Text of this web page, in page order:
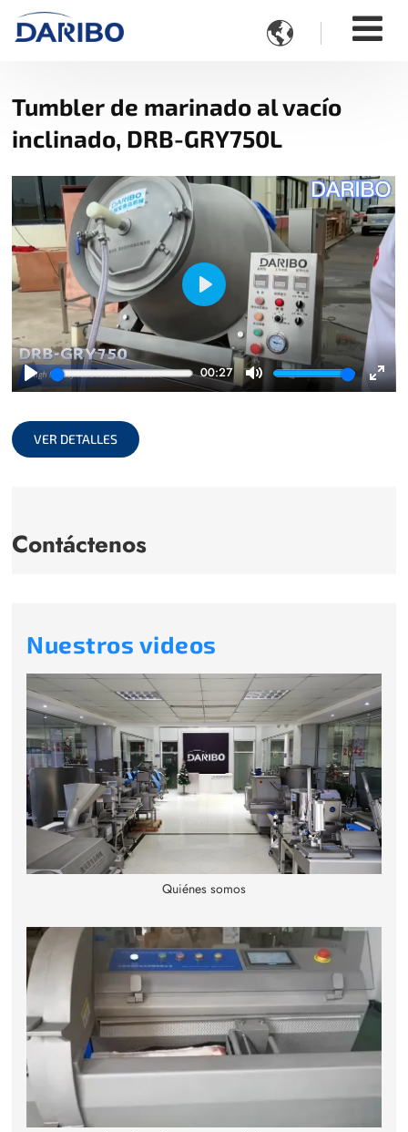

Tumbler de marinado al vacío
inclinado, DRB-GRY750L
Play
00:27
Mute
Play
VER DETALLES
Contáctenos
Nuestros videos
Quiénes somos